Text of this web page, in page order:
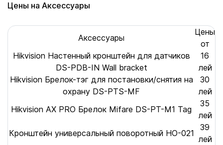
Цены на Аксессуары
Аксессуары
Цены
от
Hikvision Настенный кронштейн для датчиков
DS-PDB-IN Wall bracket
16
лей
Hikvision Брелок-тэг для постановки/снятия на
охрану DS-PTS-MF
30
лей
Hikvision AX PRO Брелок Mifare DS-PT-M1 Tag
35
лей
Кронштейн универсальный поворотный HO-021
39
лей